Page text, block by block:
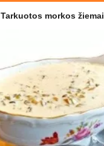
Tarkuotos morkos žiemai